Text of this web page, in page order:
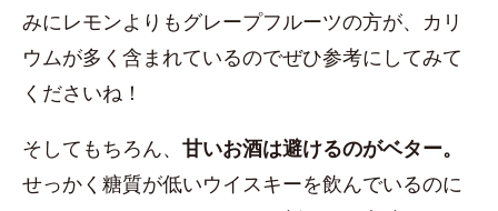
みにレモンよりもグレープフルーツの方が、カリ
ウムが多く含まれているのでぜひ参考にしてみて
くださいね！
そしてもちろん、 甘いお酒は避けるのがベター。
せっかく糖質が低いウイスキーを飲んでいるのに